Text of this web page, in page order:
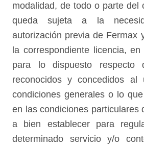
modalidad, de todo o parte del
queda sujeta a la
autorización previa de Fermax
la correspondiente licencia,
para lo dispuesto respecto
reconocidos y concedidos al
condiciones generales o lo
en las condiciones particulares
a bien establecer para
determinado servicio y/o